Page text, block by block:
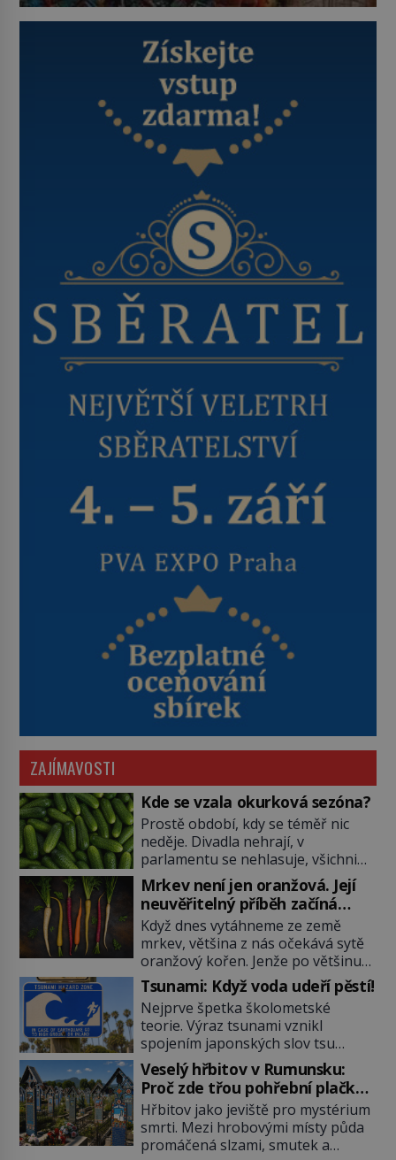
ZAJÍMAVOSTI
Kde se vzala okurková sezóna?
Prostě období, kdy se téměř nic
neděje. Divadla nehrají, v
parlamentu se nehlasuje, všichni
jsou na dovolené a média tak
nemají o čem mluvit a psát. A
vymýšlejí si proto témata, které
nikoho nezajímají. Proč je však ona
letní doba spojovaná zrovna s
okurkami? Okurkovou sezónu
známe už od poloviny 19. století,
ovšem jako Češi […]
Mrkev není jen oranžová. Její
neuvěřitelný příběh začíná
fialovou barvou
Když dnes vytáhneme ze země
mrkev, většina z nás očekává sytě
oranžový kořen. Jenže po většinu
své historie je mrkev všechno
možné, jen ne oranžová. Je fialová,
žlutá, bílá, někdy dokonce téměř
černá. Až díky stovkám let
pečlivého šlechtění se z ní stává
zelenina, bez které si českou
zahradu ani nedokážeme
představit. Její příběh je […]
Tsunami: Když voda udeří pěstí!
Nejprve špetka školometské
teorie. Výraz tsunami vznikl
spojením japonských slov tsu
(přístav) a nami (vlna). Jedná se o
dlouhou vlnu, která je na volném
moři takřka nepostřehnutelná.
Ačkoli je vlnová délka tsunami i 300
kilometrů, výška vlny na volném
moři je maximálně 1,5 metru.
Veselý hřbitov v Rumunsku:
Proč zde třou pohřební plačky
bídu s nouzí?
Hřbitov jako jeviště pro mystérium
smrti. Mezi hrobovými místy půda
promáčená slzami, smutek a